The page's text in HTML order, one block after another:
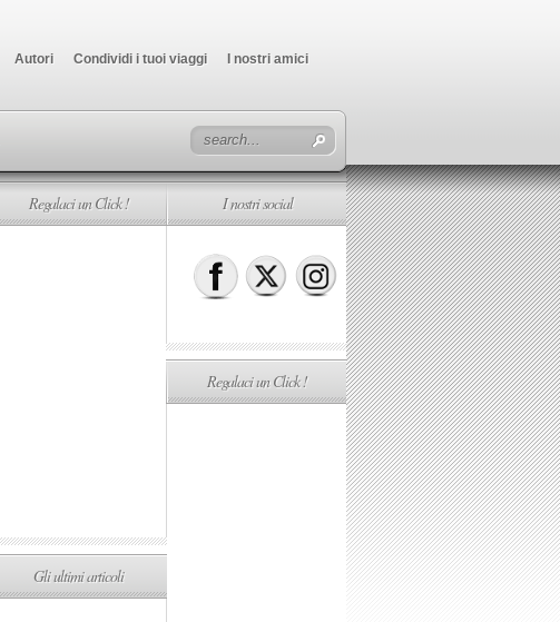
Autori Condividi i tuoi viaggi I nostri amici
Regalaci un Click !
Gli ultimi articoli
I nostri social
Regalaci un Click !